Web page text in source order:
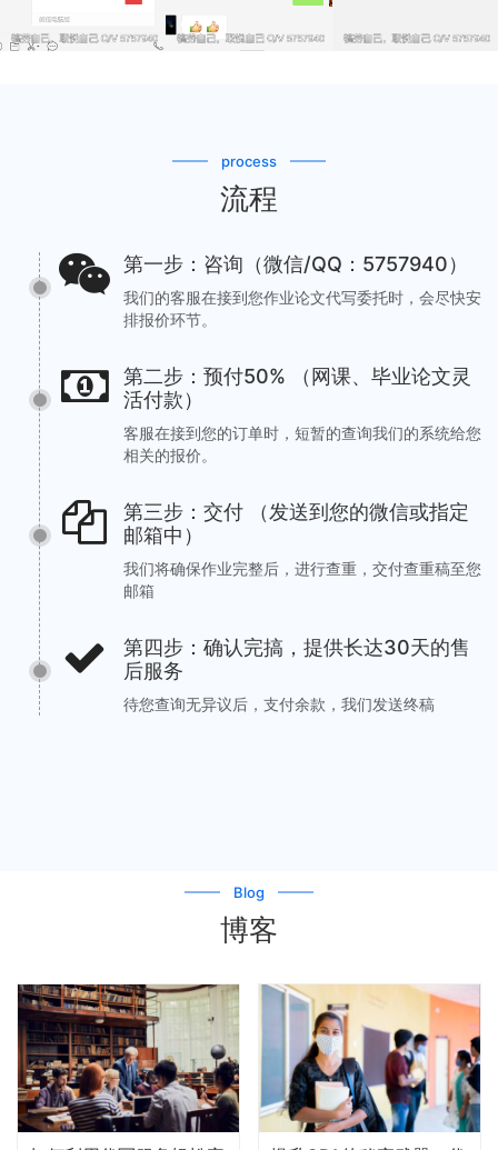
流程
process
第一步：咨询（微信/QQ：5757940）
我们的客服在接到您作业论文代写委托时，会尽快安
排报价环节。
第二步：预付50% （网课、毕业论文灵
活付款）
客服在接到您的订单时，短暂的查询我们的系统给您
相关的报价。
第三步：交付 （发送到您的微信或指定
邮箱中）
我们将确保作业完整后，进行查重，交付查重稿至您
邮箱
第四步：确认完搞，提供长达30天的售
后服务
待您查询无异议后，支付余款，我们发送终稿
博客
Blog